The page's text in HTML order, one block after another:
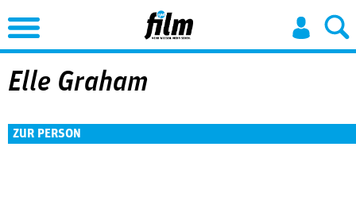
Jump to Navigation
Elle Graham
ZUR PERSON